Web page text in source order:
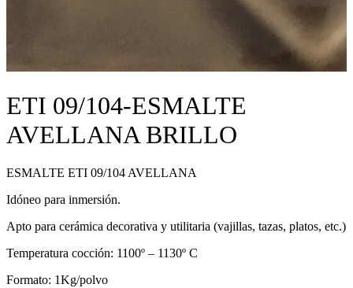
ETI 09/104-ESMALTE
AVELLANA BRILLO
ESMALTE ETI 09/104 AVELLANA
Idóneo para inmersión.
Apto para cerámica decorativa y utilitaria (vajillas, tazas, platos, etc.)
Temperatura cocción: 1100º – 1130º C
Formato: 1Kg/polvo